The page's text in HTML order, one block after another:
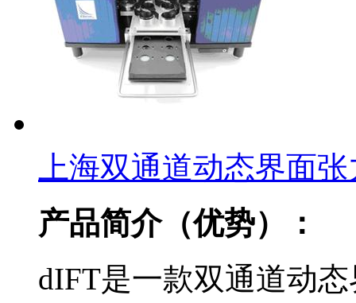
上海双通道动态界面
产品简介（优势）：
dIFT是一款双通道动